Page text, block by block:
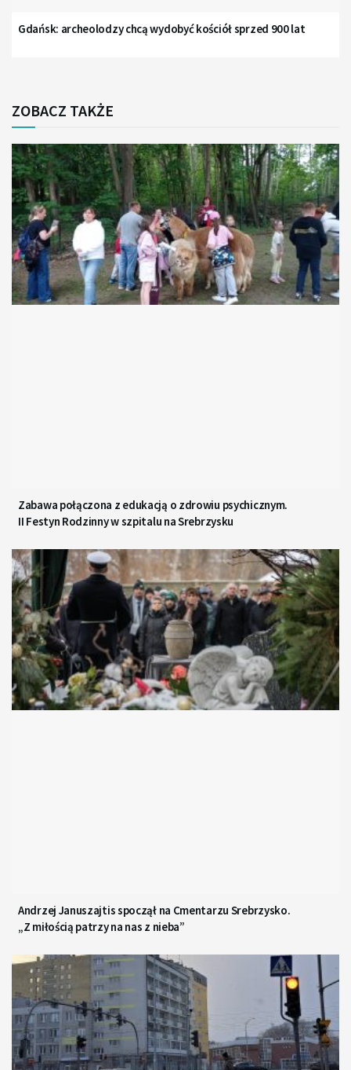
Gdańsk: archeolodzy chcą wydobyć kościół sprzed 900 lat
ZOBACZ TAKŻE
Zabawa połączona z edukacją o zdrowiu psychicznym.
II Festyn Rodzinny w szpitalu na Srebrzysku
Andrzej Januszajtis spoczął na Cmentarzu Srebrzysko.
„Z miłością patrzy na nas z nieba”